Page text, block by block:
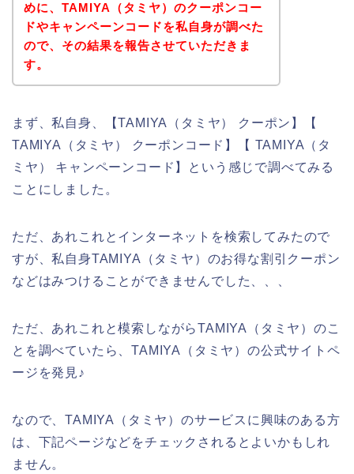
めに、TAMIYA（タミヤ）のクーポンコー
ドやキャンペーンコードを私自身が調べた
ので、その結果を報告させていただきま
す。
まず、私自身、【TAMIYA（タミヤ） クーポン】【
TAMIYA（タミヤ） クーポンコード】【 TAMIYA（タ
ミヤ） キャンペーンコード】という感じで調べてみる
ことにしました。
ただ、あれこれとインターネットを検索してみたので
すが、私自身TAMIYA（タミヤ）のお得な割引クーポン
などはみつけることができませんでした、、、
ただ、あれこれと模索しながらTAMIYA（タミヤ）のこ
とを調べていたら、TAMIYA（タミヤ）の公式サイトペ
ージを発見♪
なので、TAMIYA（タミヤ）のサービスに興味のある方
は、下記ページなどをチェックされるとよいかもしれ
ません。